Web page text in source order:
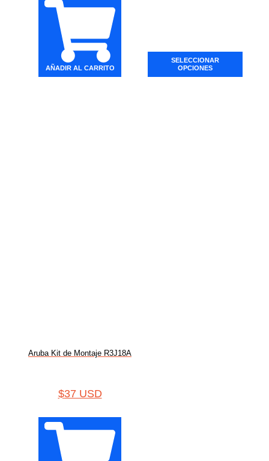
AÑADIR AL CARRITO
SELECCIONAR
OPCIONES
Aruba Kit de Montaje R3J18A
$37 USD